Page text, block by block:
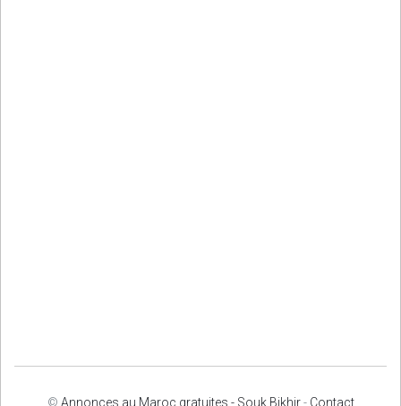
© Annonces au Maroc gratuites - Souk Bikhir- Contact